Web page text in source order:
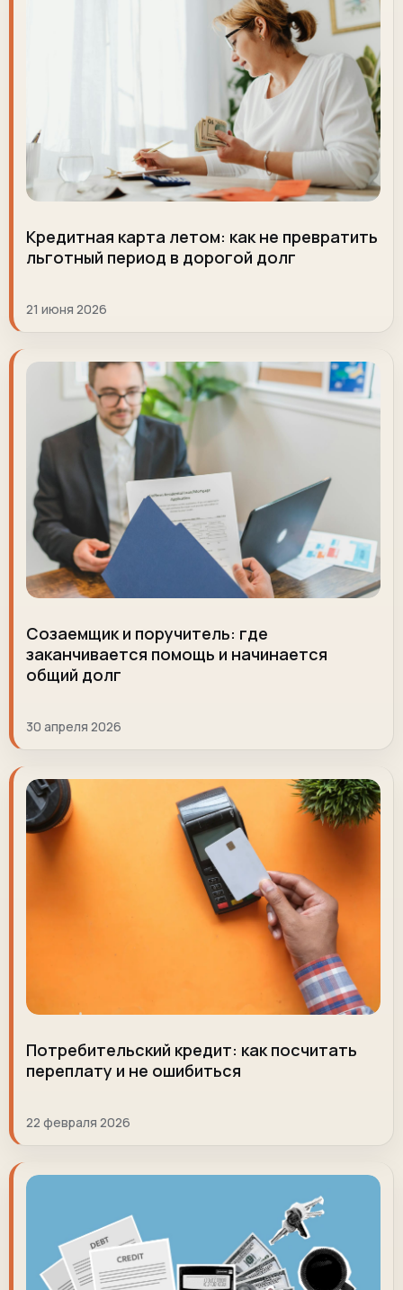
Кредитная карта летом: как не превратить
льготный период в дорогой долг
21 июня 2026
Созаемщик и поручитель: где
заканчивается помощь и начинается
общий долг
30 апреля 2026
Потребительский кредит: как посчитать
переплату и не ошибиться
22 февраля 2026